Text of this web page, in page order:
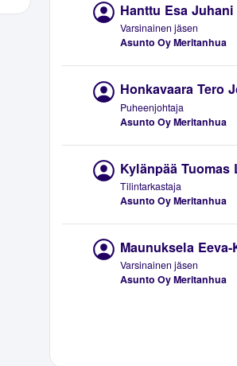
Hanttu Esa Juhani
Varsinainen jäsen
Asunto Oy Meritanhua
Honkavaara Tero
Puheenjohtaja
Asunto Oy Meritanhua
Kylänpää Tuomas
Tilintarkastaja
Asunto Oy Meritanhua
Maunuksela
Varsinainen jäsen
Asunto Oy Meritanhua